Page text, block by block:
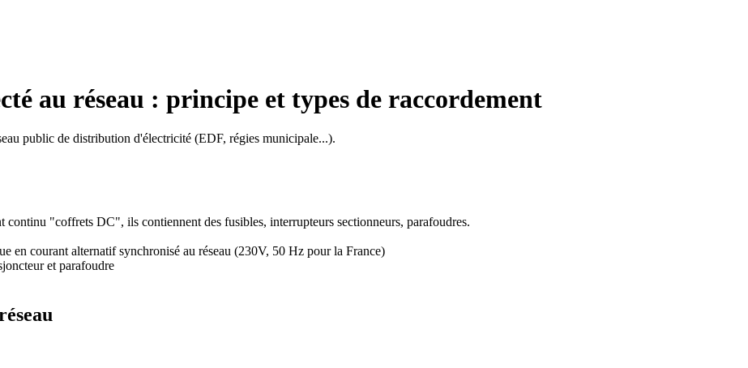
au réseau : principe et types de raccordement
public de distribution d'électricité (EDF, régies municipale...).
"coffrets DC", ils contiennent des fusibles, interrupteurs sectionneurs, parafoudres.
en courant alternatif synchronisé au réseau (230V, 50 Hz pour la France)
et parafoudre